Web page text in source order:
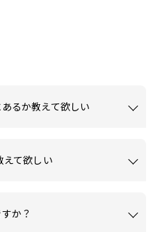
るか教えて欲しい
えて欲しい
か？